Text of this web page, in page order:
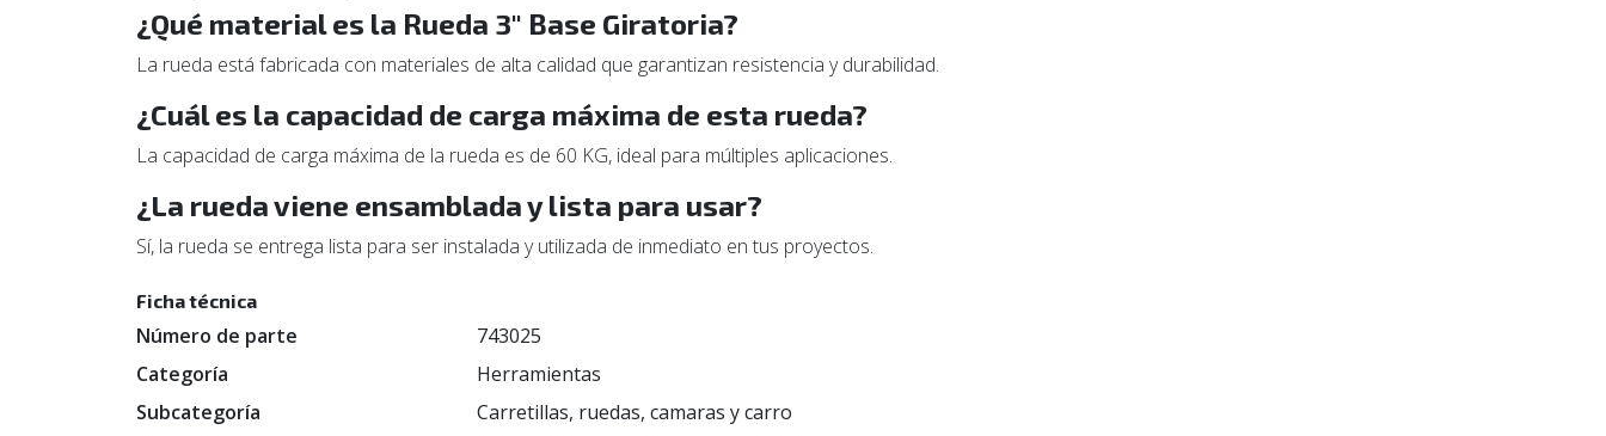
¿Qué material es la Rueda 3" Base Giratoria?
La rueda está fabricada con materiales de alta calidad que garantizan resistencia y durabilidad.
¿Cuál es la capacidad de carga máxima de esta rueda?
La capacidad de carga máxima de la rueda es de 60 KG, ideal para múltiples aplicaciones.
¿La rueda viene ensamblada y lista para usar?
Sí, la rueda se entrega lista para ser instalada y utilizada de inmediato en tus proyectos.
Ficha técnica
Número de parte
743025
Categoría
Herramientas
Subcategoría
Carretillas, ruedas, camaras y carro